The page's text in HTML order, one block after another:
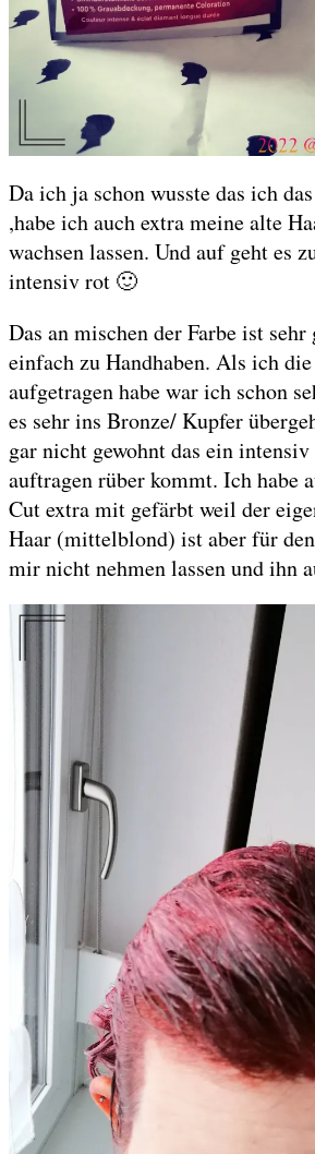
Da ich ja schon wusste das ich
,habe ich auch extra meine alte
wachsen lassen. Und auf geht es
intensiv rot 🙂
Das an mischen der Farbe ist
einfach zu Handhaben. Als ich
aufgetragen habe war ich schon
es sehr ins Bronze/ Kupfer
gar nicht gewohnt das ein
auftragen rüber kommt. Ich habe
Cut extra mit gefärbt weil der
Haar (mittelblond) ist aber für
mir nicht nehmen lassen und ihn